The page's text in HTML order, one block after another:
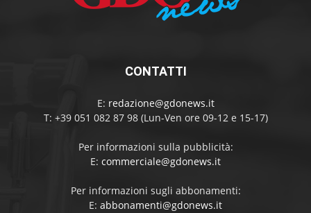
CONTATTI
E: redazione@gdonews.it
T: +39 051 082 87 98 (Lun-Ven ore 09-12 e 15-17)
Per informazioni sulla pubblicità:
E: commerciale@gdonews.it
Per informazioni sugli abbonamenti:
E: abbonamenti@gdonews.it